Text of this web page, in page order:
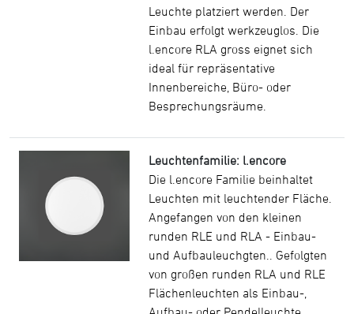
Leuchte platziert werden. Der
Einbau erfolgt werkzeuglos. Die
l.encore RLA gross eignet sich
ideal für repräsentative
Innenbereiche, Büro- oder
Besprechungsräume.
Leuchtenfamilie: l.encore
Die l.encore Familie beinhaltet
Leuchten mit leuchtender Fläche.
Angefangen von den kleinen
runden RLE und RLA - Einbau-
und Aufbauleuchgten.. Gefolgten
von großen runden RLA und RLE
Flächenleuchten als Einbau-,